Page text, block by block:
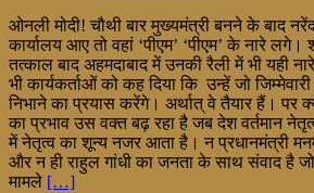
ओनली मोदी! चौथी बार मुख्यमंत्री बनने के बाद
कार्यालय आए तो वहां ‘पीएम’ ‘पीएम’ के नारे
तत्काल बाद अहमदाबाद में उनकी रैली में भी यही
भी कार्यकर्ताओं को कह दिया कि उन्हें जो
निभाने का प्रयास करेंगे। अर्थात् वे तैयार हैं। पर
का प्रभाव उस वक्त बढ़ रहा है जब देश वर्तमान
में नेतृत्व का शून्य नजर आता है। न प्रधानमंत्री
और न ही राहुल गांधी का जनता के साथ संवाद है
मामले […]